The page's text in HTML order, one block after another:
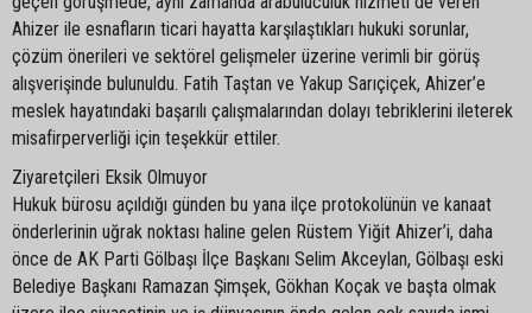
Ahizer ile esnafların ticari hayatta karşılaştıkları hukuki sorunlar,
çözüm önerileri ve sektörel gelişmeler üzerine verimli bir görüş
alışverişinde bulunuldu. Fatih Taştan ve Yakup Sarıçiçek, Ahizer’e
meslek hayatındaki başarılı çalışmalarından dolayı tebriklerini ileterek
misafirperverliği için teşekkür ettiler.
Ziyaretçileri Eksik Olmuyor
Hukuk bürosu açıldığı günden bu yana ilçe protokolünün ve kanaat
önderlerinin uğrak noktası haline gelen Rüstem Yiğit Ahizer’i, daha
önce de AK Parti Gölbaşı İlçe Başkanı Selim Akceylan, Gölbaşı eski
Belediye Başkanı Ramazan Şimşek, Gökhan Koçak ve başta olmak